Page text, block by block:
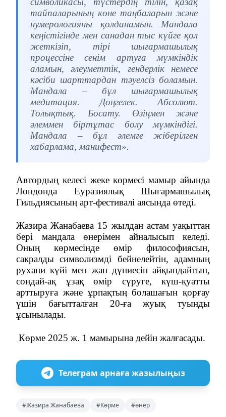
тайпаларының көне таңбаларын және
нумерологияны қолданамын. Мандала
кеңістігінде мен санадан тыс күйге қол
жеткізіп, тірі шығармашылық
процессіне сенім артуға мүмкіндік
аламын, әлеуметтік, гендерлік немесе
кәсіби шарттардан тәуелсіз боламын.
Мандала – бұл шығармашылық
медитация. Дөңгелек. Абсолют.
Толықтық. Босату. Өзіңмен және
әлеммен біртұтас болу мүмкіндігі.
Мандала – бұл әлемге жіберілген
хабарлама, манифест».
Автордың келесі жеке көрмесі мамыр айында
Лондонда Еуразиялық Шығармашылық
Гильдиясының арт-фестивалі аясында өтеді.
Жазира Жанабаева 15 жылдан астам уақыттан
бері мандала өнерімен айналысып келеді.
Оның көрмесінде өмір философиясын,
сакралды символизмді бейнелейтін, адамның
рухани күйі мен жан дүниесін айқындайтын,
сондай-ақ ұзақ өмір сүруге, күш-қуатты
арттыруға және ұрпақтың болашағын қорғау
үшін бағытталған 20-ға жуық туынды
ұсынылады.
Көрме 2025 ж. 1 мамырына дейін жалғасады.
Телеграм арнаға жазылыңыз
#Жазира Жанабаева #Көрме #өнер